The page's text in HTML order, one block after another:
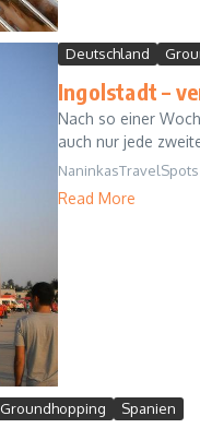
Deutschland
Ingolstadt –
Nach so einer
auch nur jede
NaninkasTravelSpots
Read More
Groundhopping Spanien